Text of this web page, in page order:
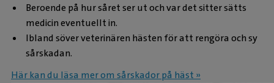
Beroende på hur såret ser ut och var det sitter sätts
medicin eventuellt in.
Ibland söver veterinären hästen för att rengöra och sy
sårskadan.
Här kan du läsa mer om sårskador på häst »